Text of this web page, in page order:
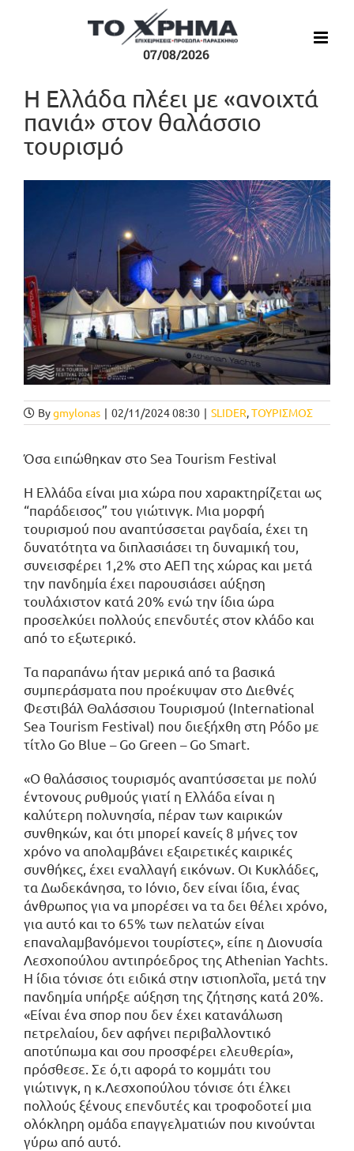
07/08/2026
Η Ελλάδα πλέει με «ανοιχτά
πανιά» στον θαλάσσιο
τουρισμό
Bygmylonas | 02/11/2024 08:30 | SLIDER,ΤΟΥΡΙΣΜΟΣ
Όσα ειπώθηκαν στο Sea Tourism Festival
Η Ελλάδα είναι μια χώρα που χαρακτηρίζεται ως
“παράδεισος” του γιώτινγκ. Μια μορφή
τουρισμού που αναπτύσσεται ραγδαία, έχει τη
δυνατότητα να διπλασιάσει τη δυναμική του,
συνεισφέρει 1,2% στο ΑΕΠ της χώρας και μετά
την πανδημία έχει παρουσιάσει αύξηση
τουλάχιστον κατά 20% ενώ την ίδια ώρα
προσελκύει πολλούς επενδυτές στον κλάδο και
από το εξωτερικό.
Τα παραπάνω ήταν μερικά από τα βασικά
συμπεράσματα που προέκυψαν στο Διεθνές
Φεστιβάλ Θαλάσσιου Τουρισμού (International
Sea Tourism Festival) που διεξήχθη στη Ρόδο με
τίτλο Go Blue – Go Green – Go Smart.
«Ο θαλάσσιος τουρισμός αναπτύσσεται με πολύ
έντονους ρυθμούς γιατί η Ελλάδα είναι η
καλύτερη πολυνησία, πέραν των καιρικών
συνθηκών, και ότι μπορεί κανείς 8 μήνες τον
χρόνο να απολαμβάνει εξαιρετικές καιρικές
συνθήκες, έχει εναλλαγή εικόνων. Οι Κυκλάδες,
τα Δωδεκάνησα, το Ιόνιο, δεν είναι ίδια, ένας
άνθρωπος για να μπορέσει να τα δει θέλει χρόνο,
για αυτό και το 65% των πελατών είναι
επαναλαμβανόμενοι τουρίστες», είπε η Διονυσία
Λεσχοπούλου αντιπρόεδρος της Athenian Yachts.
Η ίδια τόνισε ότι ειδικά στην ιστιοπλοΐα, μετά την
πανδημία υπήρξε αύξηση της ζήτησης κατά 20%.
«Είναι ένα σπορ που δεν έχει κατανάλωση
πετρελαίου, δεν αφήνει περιβαλλοντικό
αποτύπωμα και σου προσφέρει ελευθερία»,
πρόσθεσε. Σε ό,τι αφορά το κομμάτι του
γιώτινγκ, η κ.Λεσχοπούλου τόνισε ότι έλκει
πολλούς ξένους επενδυτές και τροφοδοτεί μια
ολόκληρη ομάδα επαγγελματιών που κινούνται
γύρω από αυτό.